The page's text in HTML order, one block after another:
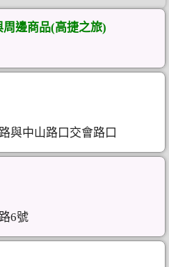
邊商品(高捷之旅)
與中山路口交會路口
6號